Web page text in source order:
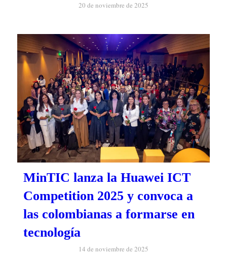
20 de noviembre de 2025
MinTIC lanza la Huawei ICT
Competition 2025 y convoca a
las colombianas a formarse en
tecnología
14 de noviembre de 2025